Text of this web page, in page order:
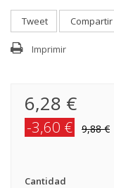
Tweet Compartir
Imprimir
6,28 €
-3,60 € 9,88 €
Cantidad